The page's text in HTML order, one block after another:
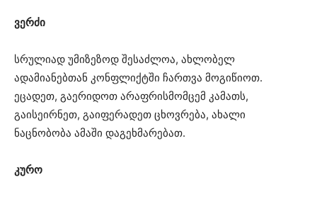
ვერძი
სრულიად უმიზეზოდ შესაძლოა, ახლობელ
ადამიანებთან კონფლიქტში ჩართვა მოგიწიოთ.
ეცადეთ, გაერიდოთ არაფრისმომცემ კამათს,
გაისეირნეთ, გაიფერადეთ ცხოვრება, ახალი
ნაცნობობა ამაში დაგეხმარებათ.
კურო